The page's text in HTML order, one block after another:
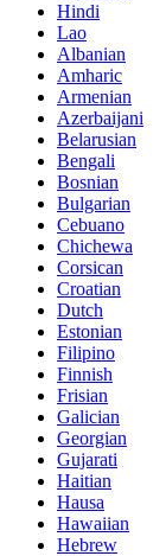
Hindi
Lao
Albanian
Amharic
Armenian
Azerbaijani
Belarusian
Bengali
Bosnian
Bulgarian
Cebuano
Chichewa
Corsican
Croatian
Dutch
Estonian
Filipino
Finnish
Frisian
Galician
Georgian
Gujarati
Haitian
Hausa
Hawaiian
Hebrew